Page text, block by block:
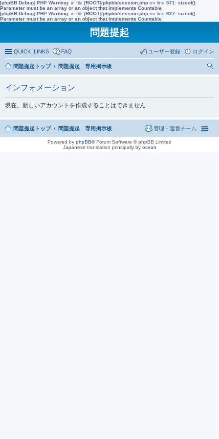
[phpBB Debug] PHP Warning: in file [ROOT]/phpbb/session.php on line 571 : sizeof():
Parameter must be an array or an object that implements Countable
[phpBB Debug] PHP Warning: in file [ROOT]/phpbb/session.php on line 627: sizeof():
Parameter must be an array or an object that implements Countable
問題提起
QUICK_LINKS FAQ ログイン
ユーザー登録
問題提起トップ
問題提起 専用掲示板
インフォメーション
現在、新しいアカウントを作成することはできません
問題提起トップ 問題提起 専用掲示板 管理・運営チーム
Powered by phpBB® Forum Software © phpBB Limited
Japanese translation principally by ocean